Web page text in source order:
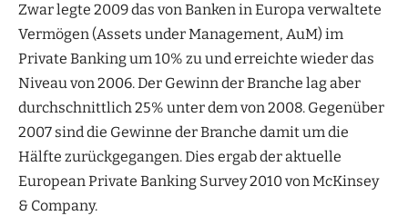
Zwar legte 2009 das von Banken in Europa verwaltete
Vermögen (Assets under Management, AuM) im
Private Banking um 10% zu und erreichte wieder das
Niveau von 2006. Der Gewinn der Branche lag aber
durchschnittlich 25% unter dem von 2008. Gegenüber
2007 sind die Gewinne der Branche damit um die
Hälfte zurückgegangen. Dies ergab der aktuelle
European Private Banking Survey 2010 von McKinsey
& Company.